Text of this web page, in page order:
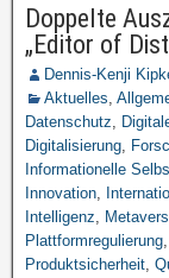
Doppelte
„Editor of
Dennis-Kenji
Aktuelles,
Datenschutz,
Digitalisierung,
Informationelle
Innovation,
Intelligenz,
Plattformregulierung,
Produktsicherheit,